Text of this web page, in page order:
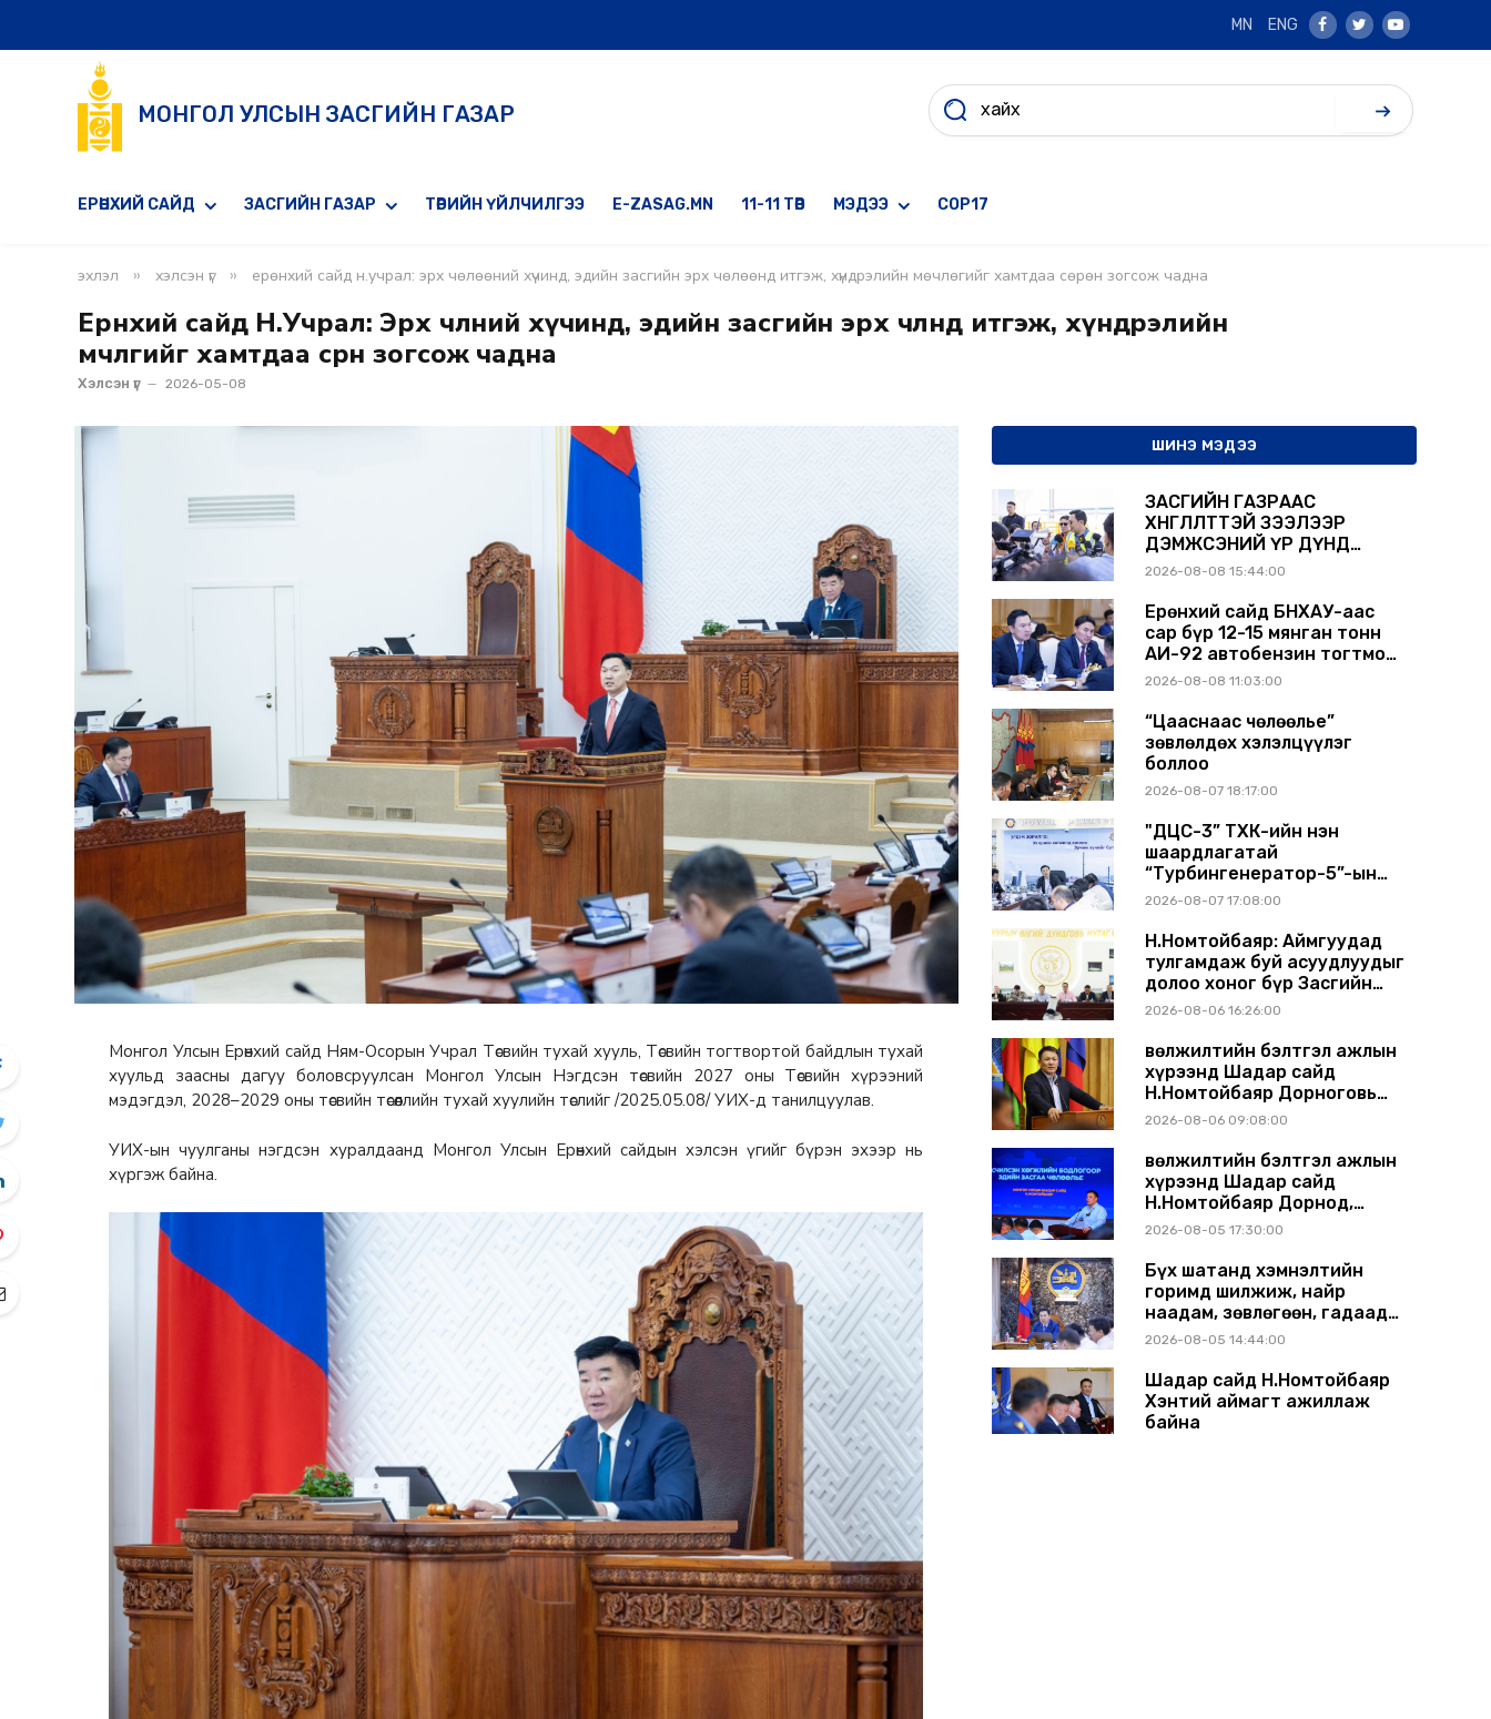
MN ENG
Facebook
TwitterYoutube
МОНГОЛ УЛСЫН ЗАСГИЙН ГАЗАР
ЕРӨНХИЙ САЙД ЗАСГИЙН ГАЗАР ТӨРИЙН ҮЙЛЧИЛГЭЭ E-ZASAG.MN 11-11 ТӨВ МЭДЭЭ COP17
эхлэл » хэлсэн үг » ерөнхий сайд н.учрал: эрх чөлөөний хүчинд, эдийн засгийн эрх чөлөөнд итгэж, хүндрэлийн мөчлөгийг хамтдаа сөрөн зогсож чадна
Ерөнхий сайд Н.Учрал: Эрх чөлөөний хүчинд, эдийн засгийн эрх чөлөөнд итгэж, хүндрэлийн
мөчлөгийг хамтдаа сөрөн зогсож чадна
Хэлсэн үг 2026-05-08
Монгол Улсын Ерөнхий сайд Ням-Осорын Учрал Төсвийн тухай хууль, Төсвийн тогтвортой байдлын тухай
хуульд заасны дагуу боловсруулсан Монгол Улсын Нэгдсэн төсвийн 2027 оны Төсвийн хүрээний
мэдэгдэл, 2028–2029 оны төсвийн төсөөллийн тухай хуулийн төслийг /2025.05.08/ УИХ-д танилцуулав.
УИХ-ын чуулганы нэгдсэн хуралдаанд Монгол Улсын Ерөнхий сайдын хэлсэн үгийг бүрэн эхээр нь
хүргэж байна.
ШИНЭ МЭДЭЭ
ЗАСГИЙН ГАЗРААС
ХӨНГӨЛӨЛТТЭЙ ЗЭЭЛЭЭР
ДЭМЖСЭНИЙ ҮР ДҮНД
ШАТАХУУН ХАДГАЛАХ
АШИГЛАЛТАД ОРЖ БАЙНА
2026-08-08 15:44:00
Ерөнхий сайд БНХАУ-аас
сар бүр 12-15 мянган тонн
АИ-92 автобензин тогтмол
нийлүүлэх хүсэлт тавилаа
2026-08-08 11:03:00
“Цааснаас чөлөөлье”
зөвлөлдөх хэлэлцүүлэг
боллоо
2026-08-07 18:17:00
"ДЦС-3” ТӨХК-ийн нэн
шаардлагатай
“Турбингенератор-5”-ын
шинэчлэлийн төсвийг
2026-08-07 17:08:00
Н.Номтойбаяр: Аймгуудад
тулгамдаж буй асуудлуудыг
долоо хоног бүр Засгийн
газрын хуралдаанд
2026-08-06 16:26:00
Өвөлжилтийн бэлтгэл ажлын
хүрээнд Шадар сайд
Н.Номтойбаяр Дорноговь
аймагт ажиллав
2026-08-06 09:08:00
Өвөлжилтийн бэлтгэл ажлын
хүрээнд Шадар сайд
Н.Номтойбаяр Дорнод,
Сүхбаатар аймагт ажиллав
2026-08-05 17:30:00
Бүх шатанд хэмнэлтийн
горимд шилжиж, найр
наадам, зөвлөгөөн, гадаад
томилолтыг хориглолоо
2026-08-05 14:44:00
Шадар сайд Н.Номтойбаяр
Хэнтий аймагт ажиллаж
байна